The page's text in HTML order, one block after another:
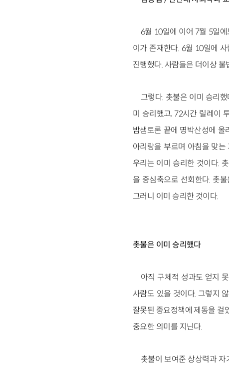
6월 10일에 이어 7월 5일
이가 존재한다. 6월 10일에
진행했다. 사람들은 더이상
그렇다. 촛불은 이미 승리
미 승리했고, 72시간 릴레이
밤샘토론 끝에 명박산성에
아리랑을 부르며 아침을 맞
우리는 이미 승리한 것이다.
을 중심축으로 선회한다. 촛
그러니 이미 승리한 것이다.
촛불은 이미 승리했다
아직 구체적 성과도 얻지
사람도 있을 것이다. 그렇지
잘못된 중요정책에 제동을 걸
중요한 의미를 지닌다.
촛불이 보여준 상상력과